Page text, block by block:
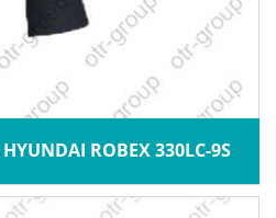
ROBEX 330LC-9S